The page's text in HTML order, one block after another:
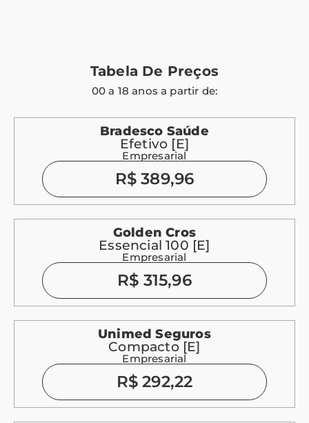
Tabela De Preços
00 a 18 anos a partir de:
Bradesco Saúde
Efetivo [E]
Empresarial
R$ 389,96
Golden Cros
Essencial 100 [E]
Empresarial
R$ 315,96
Unimed Seguros
Compacto [E]
Empresarial
R$ 292,22